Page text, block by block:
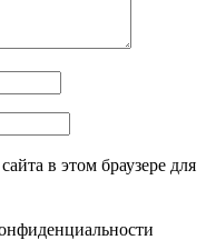
в этом браузере для